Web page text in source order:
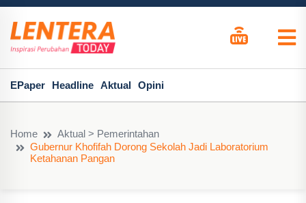
EPaper Headline Aktual Opini
Home
Aktual > Pemerintahan
Gubernur Khofifah Dorong Sekolah Jadi Laboratorium
Ketahanan Pangan